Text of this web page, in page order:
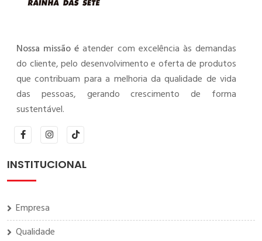
Nossa missão é atender com excelência às demandas
do cliente, pelo desenvolvimento e oferta de produtos
que contribuam para a melhoria da qualidade de vida
das pessoas, gerando crescimento de forma
sustentável.
INSTITUCIONAL
Empresa
Qualidade